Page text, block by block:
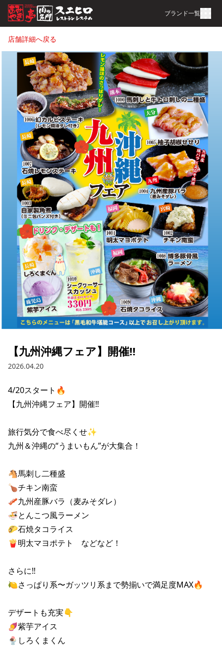
ブランド一覧
店舗詳細へ戻る
【九州沖縄フェア】開催‼️
2026.04.20
4/20スタート🔥
【九州沖縄フェア】開催‼️
旅行気分で食べ尽くせ✨
九州＆沖縄の“うまいもん”が大集合！
🐴馬刺し二種盛
🍗チキン南蛮
🥓九州産豚バラ（麦みそダレ）
🍜とんこつ風ラーメン
🌮石焼タコライス
🍟明太マヨポテト　などなど！
さらに‼️
🍋さっぱり系〜ガッツリ系まで勢揃いで満足度MAX🔥
デザートも充実👇
🍠紫芋アイス
🍨しろくまくん